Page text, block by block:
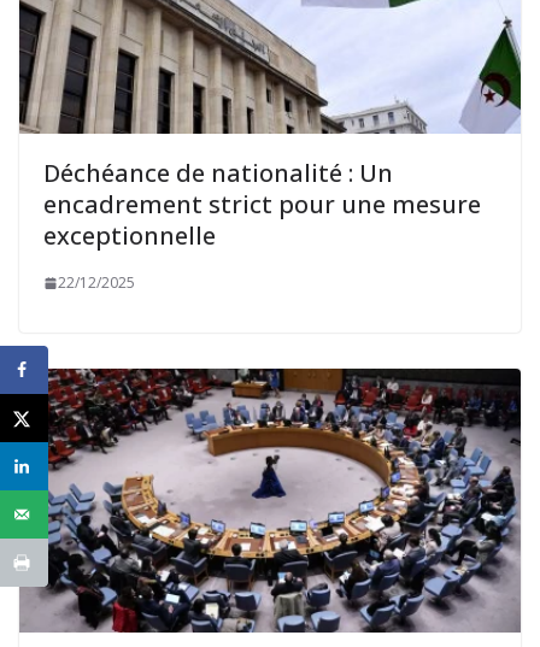
Déchéance de nationalité : Un
encadrement strict pour une mesure
exceptionnelle
22/12/2025